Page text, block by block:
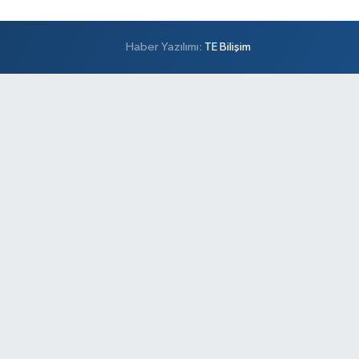
Haber Yazılımı: TE Bilişim